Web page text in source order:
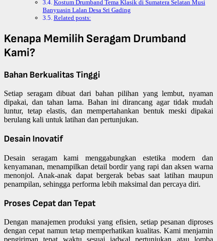
Kostum Drumband Tema Klasik di Sumatera Selatan Musi
Banyuasin Lalan Desa Sri Gading
Related posts:
Kenapa Memilih Seragam Drumband
Kami?
Bahan Berkualitas Tinggi
Setiap seragam dibuat dari bahan pilihan yang lembut, nyaman
dipakai, dan tahan lama. Bahan ini dirancang agar tidak mudah
luntur, tetap elastis, dan mempertahankan bentuk meski dipakai
berulang kali untuk latihan dan pertunjukan.
Desain Inovatif
Desain seragam kami menggabungkan estetika modern dan
kenyamanan, menampilkan detail bordir yang rapi dan aksen warna
menonjol. Anak-anak dapat bergerak bebas saat latihan maupun
penampilan, sehingga performa lebih maksimal dan percaya diri.
Proses Cepat dan Tepat
Dengan manajemen produksi yang efisien, setiap pesanan diproses
dengan cepat namun tetap memperhatikan kualitas. Kami menjamin